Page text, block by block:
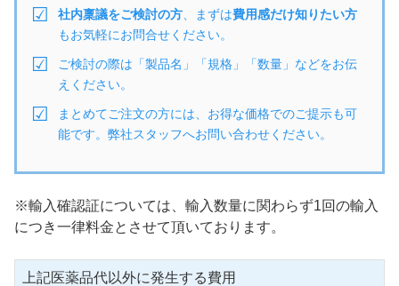
社内稟議をご検討の方 、まずは費用感だけ知りたい方
もお気軽にお問合せください。
ご検討の際は「製品名」「規格」「数量」などをお伝
えください。
まとめてご注文の方には、お得な価格でのご提示も可
能です。弊社スタッフへお問い合わせください。
※輸入確認証については、輸入数量に関わらず1回の輸入
につき一律料金とさせて頂いております。
上記医薬品代以外に発生する費用